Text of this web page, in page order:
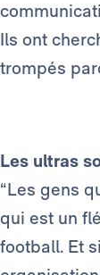
Ils ont
trompés
Les ultras
“Les gens
qui est un
football. Et